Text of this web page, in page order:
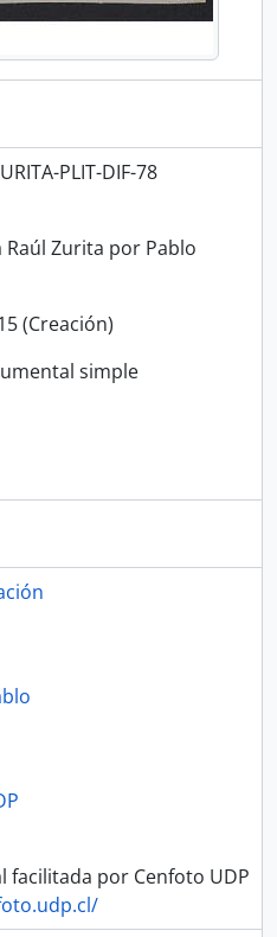
PLIT-DIF-78
Raúl Zurita por Pablo
(Creación)
simple
facilitada por Cenfoto UDP